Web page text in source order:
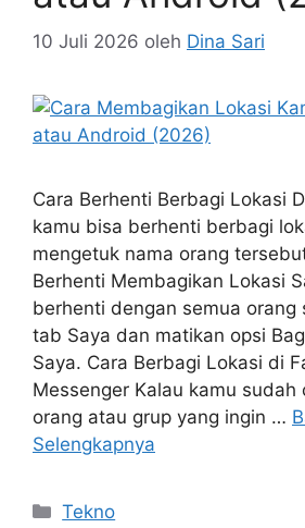
10 Juli 2026 oleh Dina Sari
Cara Berhenti Berbagi Lokasi
kamu bisa berhenti berbagi
mengetuk nama orang
Berhenti Membagikan Lokasi
berhenti dengan semua orang
tab Saya dan matikan opsi
Saya. Cara Berbagi Lokasi di
Messenger Kalau kamu sudah
orang atau grup yang ingin …
Selengkapnya
Kategori
Tekno